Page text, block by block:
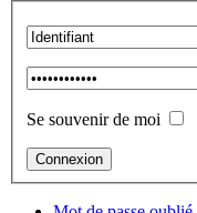
Se souvenir de moi